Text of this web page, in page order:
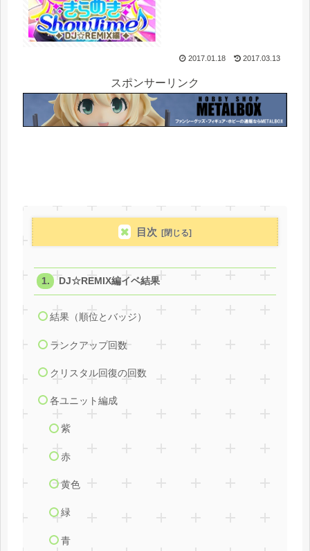
2017.01.18 2017.03.13
スポンサーリンク
目次
DJ☆REMIX編イベ結果
結果（順位とバッジ）
ランクアップ回数
クリスタル回復の回数
各ユニット編成
紫
赤
黄色
緑
青